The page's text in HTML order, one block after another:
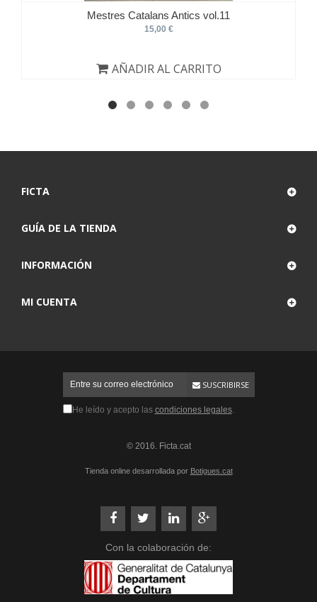
Mestres Catalans Antics vol.11
15,00 €
AÑADIR AL CARRITO
FICTA
GUÍA DE LA TIENDA
INFORMACIÓN
MI CUENTA
SUSCRIBIRSE
He leído y acepto las condiciones legales.
© 2016. Ficta.cat
Tienda online desarrollada por Botigues.cat
Con la colaboración de: